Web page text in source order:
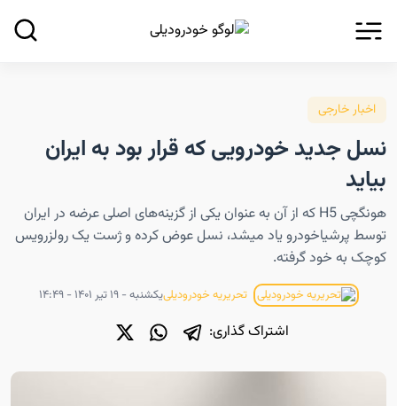
اخبار خارجی
نسل جدید خودرویی که قرار بود به ایران
بیاید
هونگچی H5 که از آن به عنوان یکی از گزینه‌های اصلی عرضه در ایران
توسط پرشیاخودرو یاد میشد، نسل عوض کرده و ژست یک رولزرویس
کوچک به خود گرفته.
تحریریه خودرودیلییکشنبه - ۱۹ تیر ۱۴۰۱ - ۱۴:۴۹
اشتراک گذاری: